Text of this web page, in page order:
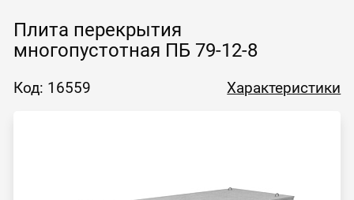
Плита перекрытия
многопустотная ПБ 79-12-8
Код: 16559 Характеристики